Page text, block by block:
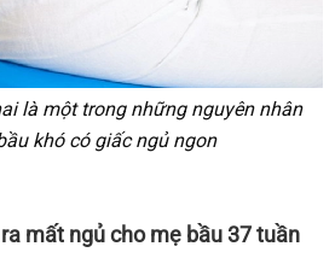
là một trong những nguyên nhân
khó có giấc ngủ ngon
mất ngủ cho mẹ bầu 37 tuần